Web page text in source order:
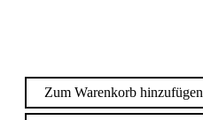
Zum Warenkorb hinzufügen